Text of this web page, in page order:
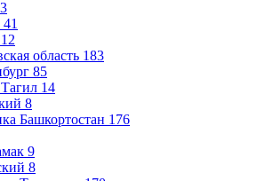
41
12
область 183
85
14
8
Башкортостан 176
9
8